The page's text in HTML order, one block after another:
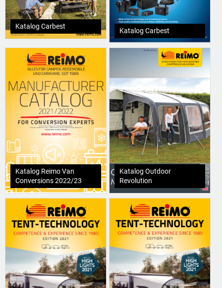
Katalog Carbest
Katalog Carbest
Katalog Reimo Van
Conversions 2022/23
Katalog Outdoor
Revolution